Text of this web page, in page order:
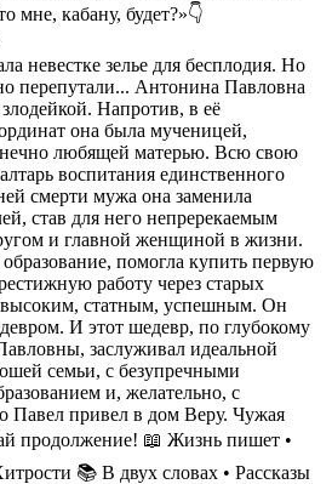
мне, кабану, будет?»👇
невестке зелье для бесплодия. Но
перепутали... Антонина Павловна
Напротив, в её
она была мученицей,
любящей матерью. Всю свою
воспитания единственного
смерти мужа она заменила
став для него непререкаемым
и главной женщиной в жизни.
помогла купить первую
работу через старых
статным, успешным. Он
И этот шедевр, по глубокому
заслуживал идеальной
семьи, с безупречными
и, желательно, с
привел в дом Веру. Чужая
продолжение! 📖 Жизнь пишет •
📚 В двух словах • Рассказы